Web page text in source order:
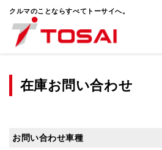
クルマのことならすべてトーサイへ。
在庫お問い合わせ
お問い合わせ車種